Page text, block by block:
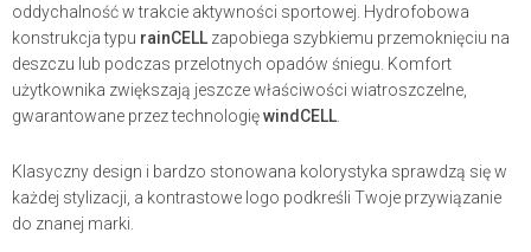
oddychalność w trakcie aktywności sportowej. Hydrofobowa
konstrukcja typu rainCELL zapobiega szybkiemu przemoknięciu na
deszczu lub podczas przelotnych opadów śniegu. Komfort
użytkownika zwiększają jeszcze właściwości wiatroszczelne,
gwarantowane przez technologięwindCELL
Klasyczny design i bardzo stonowana kolorystyka sprawdzą się w
każdej stylizacji, a kontrastowe logo podkreśli Twoje przywiązanie
do znanej marki.